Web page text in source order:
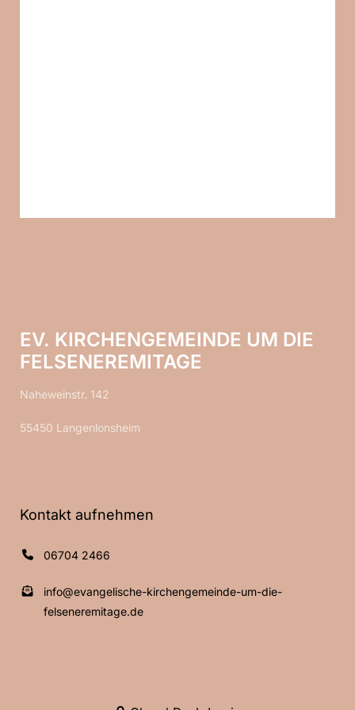
EV. KIRCHENGEMEINDE UM DIE
FELSENEREMITAGE
Naheweinstr. 142
55450 Langenlonsheim
Kontakt aufnehmen
06704 2466
info@evangelische-kirchengemeinde-um-die-
felseneremitage.de